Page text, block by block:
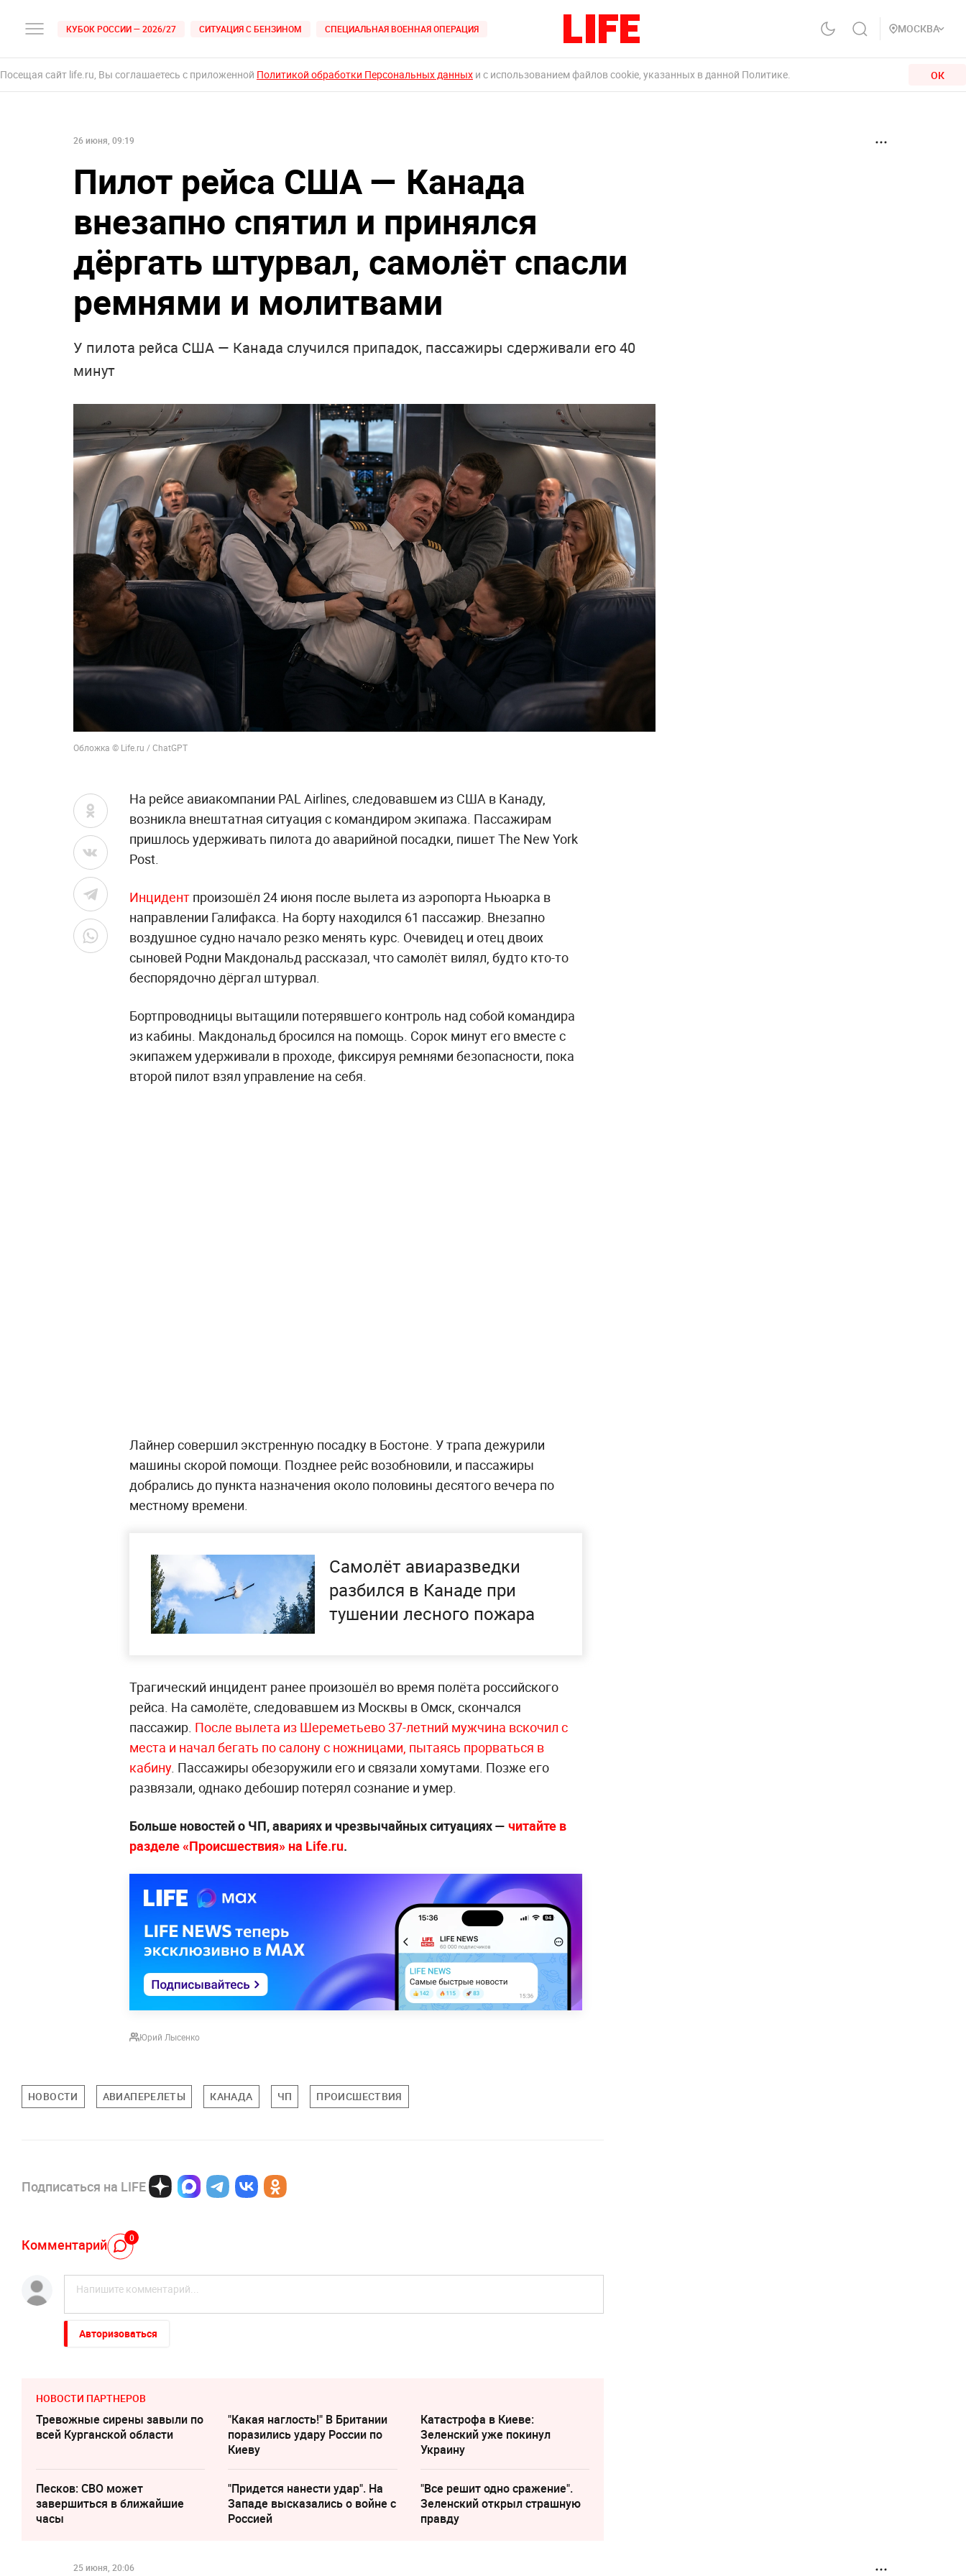
КУБОК РОССИИ — 2026/27 СИТУАЦИЯ С БЕНЗИНОМ СПЕЦИАЛЬНАЯ ВОЕННАЯ ОПЕРАЦИЯ МОСКВА
Посещая сайт life.ru, Вы соглашаетесь с приложенной Политикой обработки Персональных данных и с использованием файлов cookie, указанных в данной Политике. ОК
26 июня, 09:19
Пилот рейса США — Канада
внезапно спятил и принялся
дёргать штурвал, самолёт спасли
ремнями и молитвами
У пилота рейса США — Канада случился припадок, пассажиры сдерживали его 40
минут
Обложка © Life.ru / ChatGPT
На рейсе авиакомпании PAL Airlines, следовавшем из США в Канаду,
возникла внештатная ситуация с командиром экипажа. Пассажирам
пришлось удерживать пилота до аварийной посадки, пишет The New York
Post.
Инцидент произошёл 24 июня после вылета из аэропорта Ньюарка в
направлении Галифакса. На борту находился 61 пассажир. Внезапно
воздушное судно начало резко менять курс. Очевидец и отец двоих
сыновей Родни Макдональд рассказал, что самолёт вилял, будто кто-то
беспорядочно дёргал штурвал.
Бортпроводницы вытащили потерявшего контроль над собой командира
из кабины. Макдональд бросился на помощь. Сорок минут его вместе с
экипажем удерживали в проходе, фиксируя ремнями безопасности, пока
второй пилот взял управление на себя.
Лайнер совершил экстренную посадку в Бостоне. У трапа дежурили
машины скорой помощи. Позднее рейс возобновили, и пассажиры
добрались до пункта назначения около половины десятого вечера по
местному времени.
Самолёт авиаразведки
разбился в Канаде при
тушении лесного пожара
Трагический инцидент ранее произошёл во время полёта российского
рейса. На самолёте, следовавшем из Москвы в Омск, скончался
пассажир. После вылета из Шереметьево 37-летний мужчина вскочил с
места и начал бегать по салону с ножницами, пытаясь прорваться в
кабину. Пассажиры обезоружили его и связали хомутами. Позже его
развязали, однако дебошир потерял сознание и умер.
Больше новостей о ЧП, авариях и чрезвычайных ситуациях — читайте в
разделе «Происшествия» на Life.ru.
Юрий Лысенко
НОВОСТИ АВИАПЕРЕЛЕТЫ КАНАДА ЧП ПРОИСШЕСТВИЯ
Подписаться на LIFE
Комментарий 0
Авторизоваться
НОВОСТИ ПАРТНЕРОВ
Тревожные сирены завыли по
всей Курганской области
"Какая наглость!" В Британии
поразились удару России по
Киеву
Катастрофа в Киеве:
Зеленский уже покинул
Украину
Песков: СВО может
завершиться в ближайшие
часы
"Придется нанести удар". На
Западе высказались о войне с
Россией
"Все решит одно сражение".
Зеленский открыл страшную
правду
25 июня, 20:06